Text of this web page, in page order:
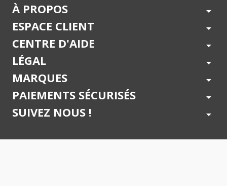
À PROPOS arrow_drop_down
ESPACE CLIENT arrow_drop_down
CENTRE D'AIDE arrow_drop_down
LÉGAL arrow_drop_down
MARQUES arrow_drop_down
PAIEMENTS SÉCURISÉS arrow_drop_down
SUIVEZ NOUS ! arrow_drop_down